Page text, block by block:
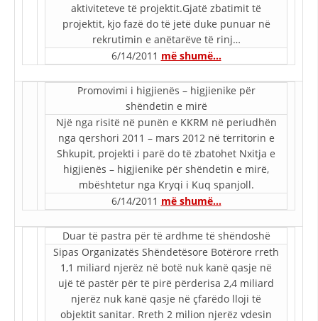
SOCIALO-HUMANITARE
SI TË JEPNI DONACIONE
PËRGATITSHMËRI DHE VEPRIM GJATË KATASTROFAVE
EKIPE PËRGJIGJE DISASTER
STACIONIN E UJIT SHPËTIMIT – VODNO
EOK E CK
PROJEKTE
MARRDHËNJE ME PUBLIKUN
BASHKËPUNIM NDËRKOMBËTAR
MARRËVESHJE
PROJEKTE
aktiviteteve të projektit.Gjatë zbatimit të
projektit, kjo fazë do të jetë duke punuar në
rekrutimin e anëtarëve të rinj…
6/14/2011 më shumë…
Promovimi i higjienës – higjienike për
shëndetin e mirë
Një nga risitë në punën e KKRM në periudhën
nga qershori 2011 – mars 2012 në territorin e
Shkupit, projekti i parë do të zbatohet Nxitja e
higjienës – higjienike për shëndetin e mirë,
mbështetur nga Kryqi i Kuq spanjoll.
6/14/2011 më shumë…
Duar të pastra për të ardhme të shëndoshë
Sipas Organizatës Shëndetësore Botërore rreth
1,1 miliard njerëz në botë nuk kanë qasje në
ujë të pastër për të pirë përderisa 2,4 miliard
njerëz nuk kanë qasje në çfarëdo lloji të
objektit sanitar. Rreth 2 milion njerëz vdesin